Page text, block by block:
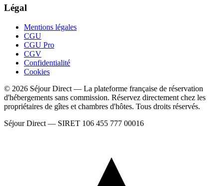
Légal
Mentions légales
CGU
CGU Pro
CGV
Confidentialité
Cookies
© 2026 Séjour Direct — La plateforme française de réservation
d'hébergements sans commission. Réservez directement chez les
propriétaires de gîtes et chambres d'hôtes. Tous droits réservés.
Séjour Direct — SIRET 106 455 777 00016